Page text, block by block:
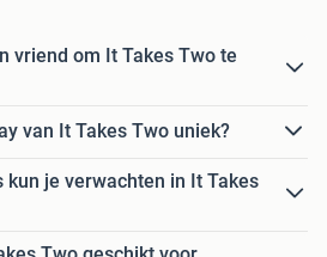
vriend om It Takes Two te
van It Takes Two uniek?
kun je verwachten in It Takes